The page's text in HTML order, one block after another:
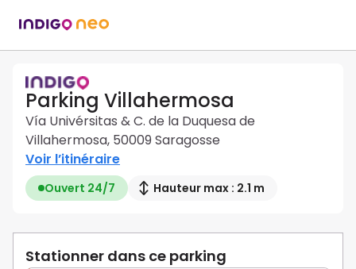
Parking Villahermosa
Vía Univérsitas & C. de la Duquesa de
Villahermosa, 50009 Saragosse
Voir l’itinéraire
Ouvert 24/7 Hauteur max : 2.1 m
Stationner dans ce parking